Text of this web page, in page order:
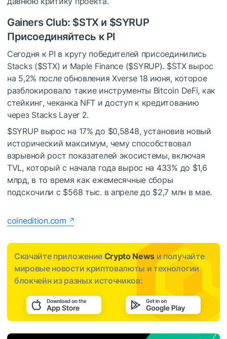
Gainers Club: $STX и $SYRUP
Присоединяйтесь к PI
Сегодня к PI в кругу победителей присоединились
Stacks ($STX) и Maple Finance ($SYRUP). $STXвырос
на 5,2% после обновления Xverse 18 июня, которое
разблокировало такие инструменты Bitcoin DeFi, как
стейкинг, чеканка NFT и доступ к кредитованию
через Stacks Layer 2.
$SYRUPвырос на 17% до $0,5848, установив новый
исторический максимум, чему способствовал
взрывной рост показателей экосистемы, включая
TVL, который с начала года вырос на 433% до $1,6
млрд, в то время как ежемесячные сборы
подскочили с $568 тыс. в апреле до $2,7 млн ​​в мае.
coinedition.com
Скачайте приложение Crypto News и получайте
мировые новости криптовалюты и технологии
блокчейн из разных источников: